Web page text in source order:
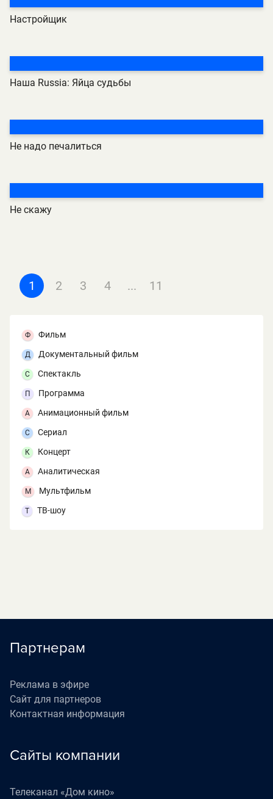
Настройщик
Наша Russia: Яйца судьбы
Не надо печалиться
Не скажу
1 2 3 4 ... 11
Ф Фильм
Д Документальный фильм
С Спектакль
П Программа
А Анимационный фильм
С Сериал
К Концерт
А Аналитическая
М Мультфильм
Т ТВ-шоу
Партнерам
Реклама в эфире
Сайт для партнеров
Контактная информация
Сайты компании
Телеканал «Дом кино»